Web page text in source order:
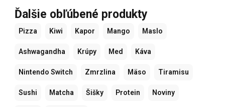
Ďalšie obľúbené produkty
Pizza Kiwi Kapor Mango Maslo
Ashwagandha Krúpy Med Káva
Nintendo Switch Zmrzlina Mäso Tiramisu
Sushi Matcha Šišky Protein Noviny